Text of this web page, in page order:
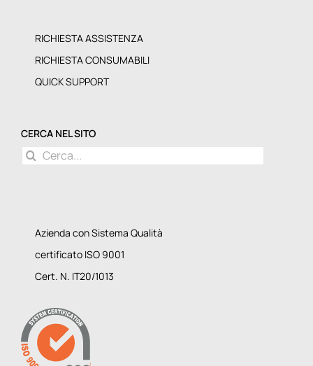
RICHIESTA ASSISTENZA
RICHIESTA CONSUMABILI
QUICK SUPPORT
CERCA NEL SITO
Cerca
Azienda con Sistema Qualità
certificato ISO 9001
Cert. N. IT20/1013